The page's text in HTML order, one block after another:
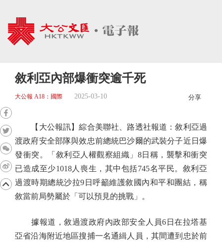
敘利亞內部爆衝突逾千死
大公報 A18：國際 2025-03-10 分享
【大公報訊】綜合美聯社、路透社報道：敘利亞過
渡政府安全部隊與效忠前總統巴沙爾的武裝分子近日爆
發衝突。「敘利亞人權觀察組織」8日稱，襲擊和衝突
已造成至少1018人喪生，其中包括745名平民。敘利亞
過渡時期總統沙拉9日呼籲維護敘國內和平和團結，稱
敘當前局勢屬於「可以預見的挑戰」。
據報道，敘過渡政府內政部安全人員6日在拉塔基
亞省沿海附近地區搜捕一名通緝人員，其間遭到忠於前